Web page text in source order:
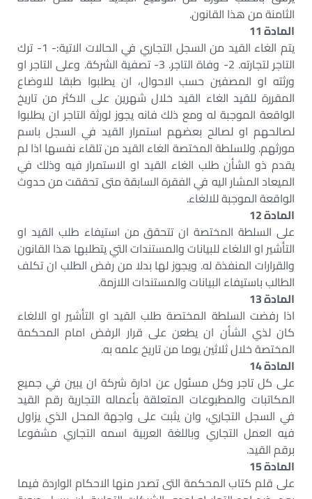
الثامنة من هذا القانون.
المادة 11
يتم الغاء القيد من السجل التجاري في الحالات الاتية:- 1- ترك
التاجر لتجارته. 2- وفاة التاجر. 3- تصفية الشركة. وعلى التاجر او
ورثته او المصفين حسب الاحوال، ان يطلبوا طبقا للاوضاع
المقررة للقيد الغاء القيد خلال شهرين على الاكثر من تاريخ
الواقعة الموجبة له ومع ذلك فانه يجوز لورثة التاجر ان يطلبوا
لصالحهم او لصالح بعضهم استمرار القيد في السجل باسم
مورثهم. وللسلطة المختصة الغاء القيد من تلقاء نفسها اذا لم
يقدم ذو الشأن طلب الغاء القيد او الاستمرار فيه وذلك في
الميعاد المشار اليه في الفقرة السابقة متى تحققت من حدوث
الواقعة الموجبة للالغاء.
المادة 12
على السلطة المختصة ان تتحقق من استيفاء طلب القيد او
التأشير او الالغاء للبيانات والمستندات التي يتطلبها هذا القانون
والقرارات المنفذة له. ويجوز لها بدلا من رفض الطلب ان تكلف
الطالب باستيفاء البيانات والمستندات اللازمة.
المادة 13
اذا رفضت السلطة المختصة طلب القيد او التأشير او الالغاء
كان لذي الشأن ان يطعن على قرار الرفض امام المحكمة
المختصة خلال ثلاثين يوما من تاريخ علمه به.
المادة 14
على كل تاجر وكل مسئول عن ادارة شركة ان يبين في جميع
المكاتبات والمطبوعات المتعلقة بأعماله التجارية رقم القيد
في السجل التجاري، وان يثبت على واجهة المحل الذي يزاول
فيه العمل التجاري وباللغة العربية اسمه التجاري مشفوعا
برقم القيد.
المادة 15
على قلم كتاب المحكمة التى تصدر منها الاحكام الواردة فيما